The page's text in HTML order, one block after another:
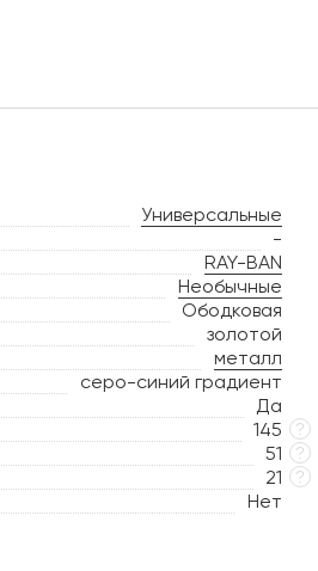
Универсальные
-
RAY-BAN
Необычные
Ободковая
золотой
металл
серо-синий градиент
Да
145 ?
51 ?
21 ?
Нет